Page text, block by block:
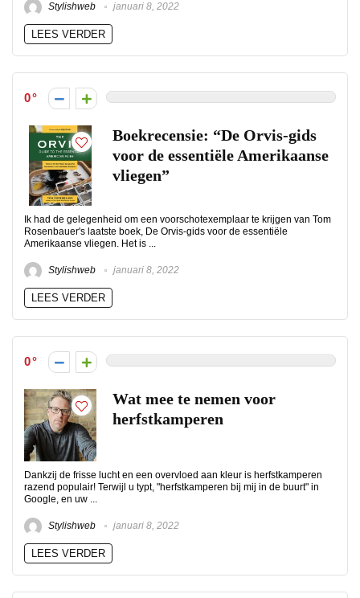
Stylishweb januari 8, 2022
LEES VERDER
0
Boekrecensie: “De Orvis-gids
voor de essentiële Amerikaanse
vliegen”
Ik had de gelegenheid om een ​​voorschotexemplaar te krijgen van Tom
Rosenbauer's laatste boek, De Orvis-gids voor de essentiële
Amerikaanse vliegen. Het is ...
Stylishweb januari 8, 2022
LEES VERDER
0
Wat mee te nemen voor
herfstkamperen
Dankzij de frisse lucht en een overvloed aan kleur is herfstkamperen
razend populair! Terwijl u typt, "herfstkamperen bij mij in de buurt" in
Google, en uw ...
Stylishweb januari 8, 2022
LEES VERDER